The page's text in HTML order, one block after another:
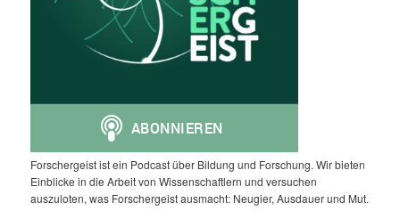
Forschergeist ist ein Podcast über Bildung und Forschung. Wir bieten
Einblicke in die Arbeit von Wissenschaftlern und versuchen
auszuloten, was Forschergeist ausmacht: Neugier, Ausdauer und Mut.